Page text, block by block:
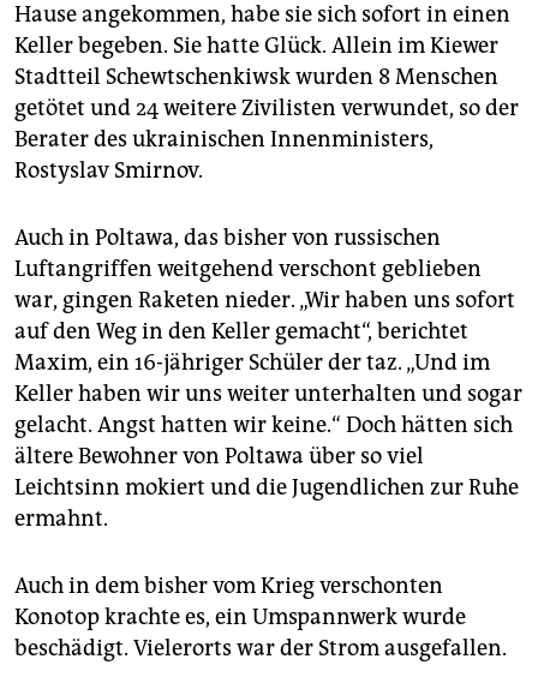
Hause angekommen, habe sie sich sofort in einen
Keller begeben. Sie hatte Glück. Allein im Kiewer
Stadtteil Schewtschenkiwsk wurden 8 Menschen
getötet und 24 weitere Zivilisten verwundet, so der
Berater des ukrainischen Innenministers,
Rostyslav Smirnov.
Auch in Poltawa, das bisher von russischen
Luftangriffen weitgehend verschont geblieben
war, gingen Raketen nieder. „Wir haben uns sofort
auf den Weg in den Keller gemacht“, berichtet
Maxim, ein 16-jähriger Schüler der taz. „Und im
Keller haben wir uns weiter unterhalten und sogar
gelacht. Angst hatten wir keine.“ Doch hätten sich
ältere Bewohner von Poltawa über so viel
Leichtsinn mokiert und die Jugendlichen zur Ruhe
ermahnt.
Auch in dem bisher vom Krieg verschonten
Konotop krachte es, ein Umspannwerk wurde
beschädigt. Vielerorts war der Strom ausgefallen.